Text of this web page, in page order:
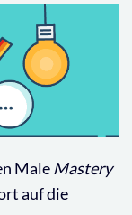
Male Mastery
auf die